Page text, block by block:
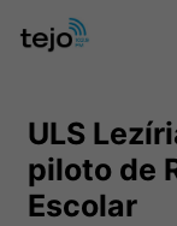
ULS
piloto de
Escolar